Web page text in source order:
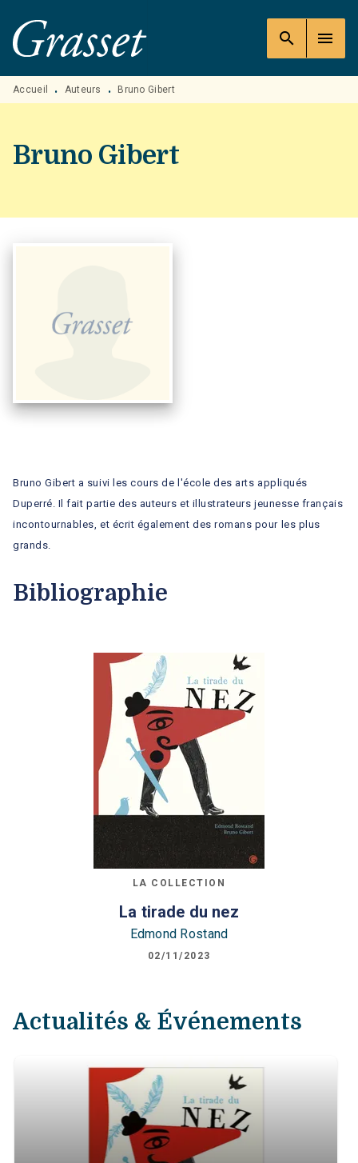
MENU RECHERCHE
PIED DE PAGE
search menu
Accueil • Auteurs • Bruno Gibert
Bruno Gibert
Bruno Gibert a suivi les cours de l'école des arts appliqués
Duperré. Il fait partie des auteurs et illustrateurs jeunesse français
incontournables, et écrit également des romans pour les plus
grands.
Bibliographie
LA COLLECTION
La tirade du nez
Edmond Rostand
02/11/2023
Actualités & Événements